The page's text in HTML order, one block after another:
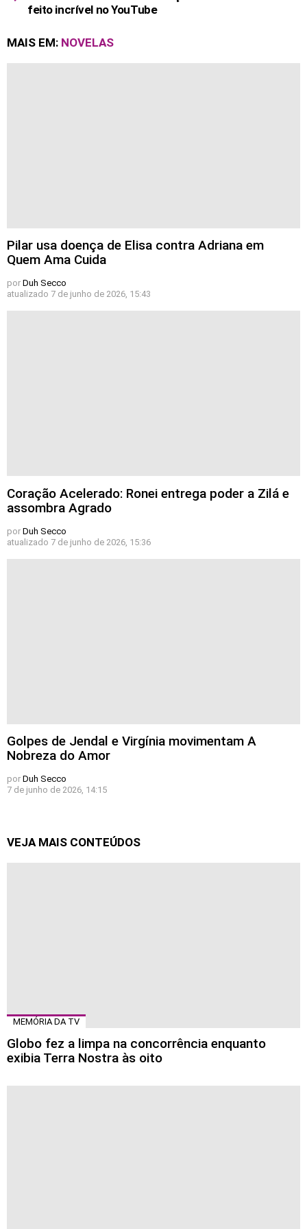
feito incrível no YouTube
MAIS EM: NOVELAS
Pilar usa doença de Elisa contra Adriana em
Quem Ama Cuida
por Duh Secco
atualizado 7 de junho de 2026, 15:43
Coração Acelerado: Ronei entrega poder a Zilá e
assombra Agrado
por Duh Secco
atualizado 7 de junho de 2026, 15:36
Golpes de Jendal e Virgínia movimentam A
Nobreza do Amor
por Duh Secco
7 de junho de 2026, 14:15
VEJA MAIS CONTEÚDOS
MEMÓRIA DA TV
Globo fez a limpa na concorrência enquanto
exibia Terra Nostra às oito